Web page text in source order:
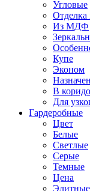
Угловые
Отделка
Из МДФ
Купе
Эконом
В
Для
Гардеробные
Цвет
Белые
Светлые
Серые
Темные
Цена
Элитные